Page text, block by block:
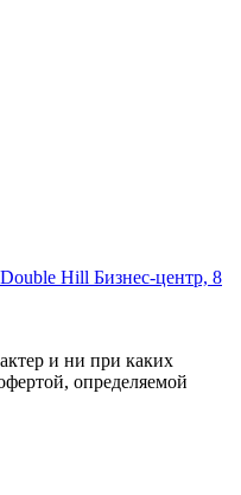
Hill ​Бизнес-центр, 8
и ни при каких
определяемой